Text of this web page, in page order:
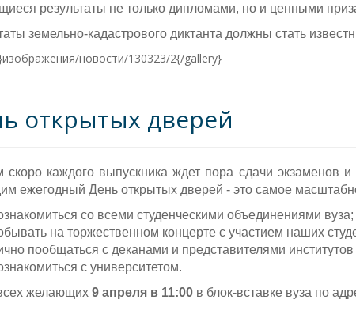
результаты не только дипломами, но и ценными
земельно-кадастрового диктанта должны стать
новости/130323/2{/gallery}
открытых дверей
скоро каждого выпускника ждет пора сдачи экзаменов
ежегодный День открытых дверей - это самое
со всеми студенческими объединениями вуза;
на торжественном концерте с участием наших
пообщаться с деканами и представителями институтов
с университетом.
желающих 9 апреля в 11:00 в блок-вставке вуза по